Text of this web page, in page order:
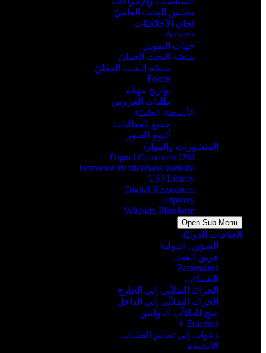
مجلس البحث العلميّ
لجان الأخلاقيّات
Partners
جهات التمويل
منصّة البحث العمليّ
منصّة البحث العمليّ
Forms
تواريخ مهمّة
طلبات العروض
الأنشطة العلميّة
جميع الفعاليات
ألبوم الصور
المنشورات والموارد
Digital Commons USJ
Instructor Publications Website
USJ Library
Digital Ressources
Ezproxy
Wikindx Plateform
Open Sub-Menu
العلاقات الدوليّة
الشؤون الدولية
فريق العمل
Partenaires
الشبكات
الحراك الطلاّبي إلى الخارج
الحراك الطلاّبي إلى الداخل
منح للطلاّب الدوليين
Erasmus +
دعوات إلى تقديم الطلبات
الأنشطة